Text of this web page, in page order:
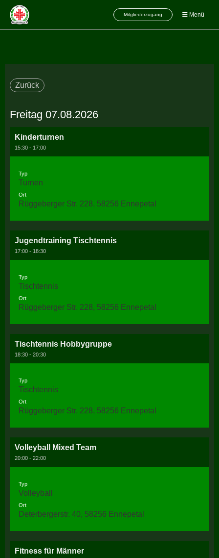
Mitgliederzugang Menü
Zurück
Freitag 07.08.2026
Kinderturnen
15:30 - 17:00
Typ
Turnen
Ort
Rüggeberger Str. 228, 58256 Ennepetal
Jugendtraining Tischtennis
17:00 - 18:30
Typ
Tischtennis
Ort
Rüggeberger Str. 228, 58256 Ennepetal
Tischtennis Hobbygruppe
18:30 - 20:30
Typ
Tischtennis
Ort
Rüggeberger Str. 228, 58256 Ennepetal
Volleyball Mixed Team
20:00 - 22:00
Typ
Volleyball
Ort
Deterbergerstr. 40, 58256 Ennepetal
Fitness für Männer